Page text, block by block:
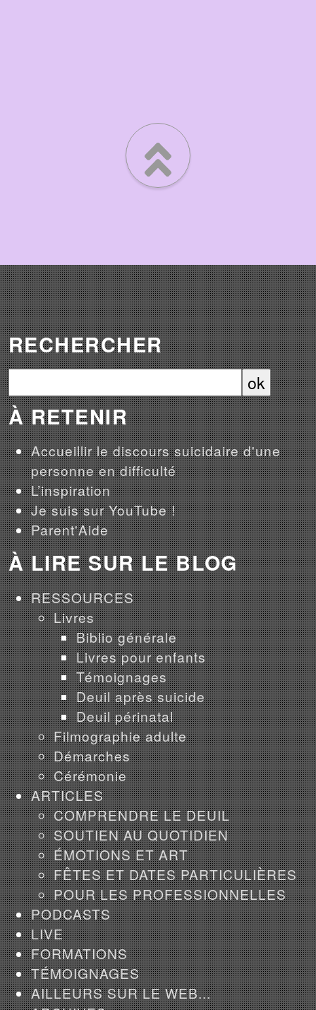
RECHERCHER
À RETENIR
Accueillir le discours suicidaire d'une
personne en difficulté
L’inspiration
Je suis sur YouTube !
Parent'Aide
À LIRE SUR LE BLOG
RESSOURCES
Livres
Biblio générale
Livres pour enfants
Témoignages
Deuil après suicide
Deuil périnatal
Filmographie adulte
Démarches
Cérémonie
ARTICLES
COMPRENDRE LE DEUIL
SOUTIEN AU QUOTIDIEN
ÉMOTIONS ET ART
FÊTES ET DATES PARTICULIÈRES
POUR LES PROFESSIONNELLES
PODCASTS
LIVE
FORMATIONS
TÉMOIGNAGES
AILLEURS SUR LE WEB...